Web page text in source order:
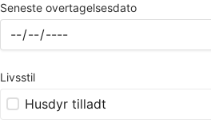
Seneste overtagelsesdato
Livsstil
Husdyr tilladt